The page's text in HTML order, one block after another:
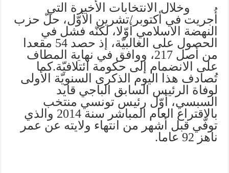
وخلال الانتخابات الأخيرة التي
أُجريت في أكتوبر/تشرين الأوّل، حلّ حزب
النهضة الاسلامي أوّلا، لكنّه فشل في
الحصول على الغالبيّة، إذ حصد 54 مقعدا
من أصل 217، ووافق في نهاية المطاف
على الانضمام إلى حكومة ائتلافيّة.كما
تُصادف هذا اليوم الذكرى السنويّة الأولى
لوفاة الرئيس السابق الباجي قايد
السبسي، أوّل رئيس تونسي منتخب
بالاقتراع العام المباشر سنة 2014 والذي
توفّي قبل أشهر من انتهاء ولايته عن عمر
ناهز 92 عاما.